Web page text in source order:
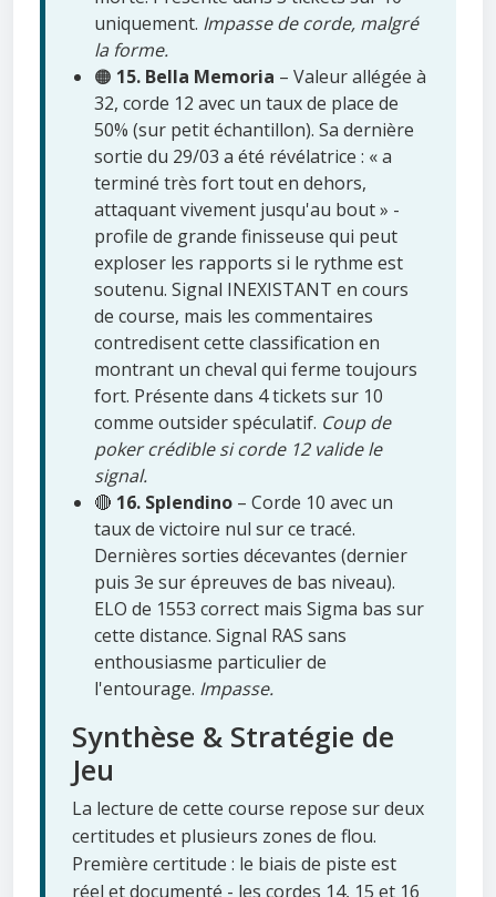
uniquement. Impasse de corde, malgré
la forme.
🟠 15. Bella Memoria – Valeur allégée à
32, corde 12 avec un taux de place de
50% (sur petit échantillon). Sa dernière
sortie du 29/03 a été révélatrice : « a
terminé très fort tout en dehors,
attaquant vivement jusqu'au bout » -
profile de grande finisseuse qui peut
exploser les rapports si le rythme est
soutenu. Signal INEXISTANT en cours
de course, mais les commentaires
contredisent cette classification en
montrant un cheval qui ferme toujours
fort. Présente dans 4 tickets sur 10
comme outsider spéculatif. Coup de
poker crédible si corde 12 valide le
signal.
🔴 16. Splendino – Corde 10 avec un
taux de victoire nul sur ce tracé.
Dernières sorties décevantes (dernier
puis 3e sur épreuves de bas niveau).
ELO de 1553 correct mais Sigma bas sur
cette distance. Signal RAS sans
enthousiasme particulier de
l'entourage. Impasse.
Synthèse & Stratégie de
Jeu
La lecture de cette course repose sur deux
certitudes et plusieurs zones de flou.
Première certitude : le biais de piste est
réel et documenté - les cordes 14, 15 et 16